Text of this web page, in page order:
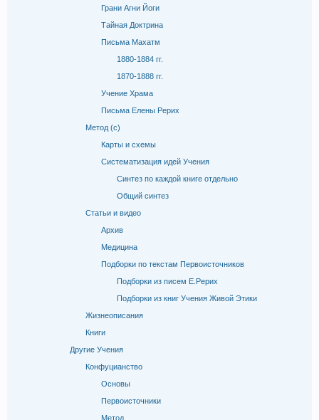
Грани Агни Йоги
Тайная Доктрина
Письма Махатм
1880-1884 гг.
1870-1888 гг.
Учение Храма
Письма Елены Рерих
Метод (с)
Карты и схемы
Систематизация идей Учения
Синтез по каждой книге отдельно
Общий синтез
Статьи и видео
Архив
Медицина
Подборки по текстам Первоисточников
Подборки из писем Е.Рерих
Подборки из книг Учения Живой Этики
Жизнеописания
Книги
Другие Учения
Конфуцианство
Основы
Первоисточники
Метод